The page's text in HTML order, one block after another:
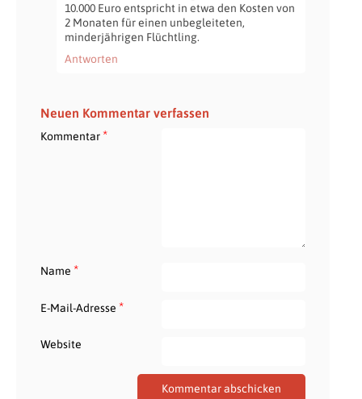
10.000 Euro entspricht in etwa den Kosten von
2 Monaten für einen unbegleiteten,
minderjährigen Flüchtling.
Antworten
Neuen Kommentar verfassen
Kommentar*
Name *
E-Mail-Adresse *
Website